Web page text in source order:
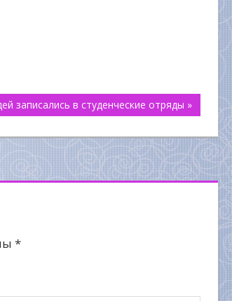
записались в студенческие отряды »
*